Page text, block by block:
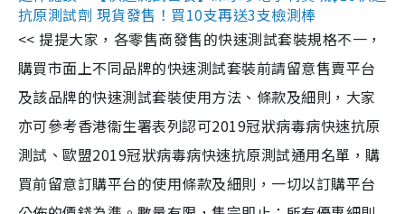
抗原測試劑 現貨發售！買10支再送3支檢測棒
<< 提提大家，各零售商發售的快速測試套裝規格不一，
購買市面上不同品牌的快速測試套裝前請留意售賣平台
及該品牌的快速測試套裝使用方法、條款及細則，大家
亦可參考香港衞生署表列認可2019冠狀病毒病快速抗原
測試、歐盟2019冠狀病毒病快速抗原測試通用名單，購
買前留意訂購平台的使用條款及細則，一切以訂購平台